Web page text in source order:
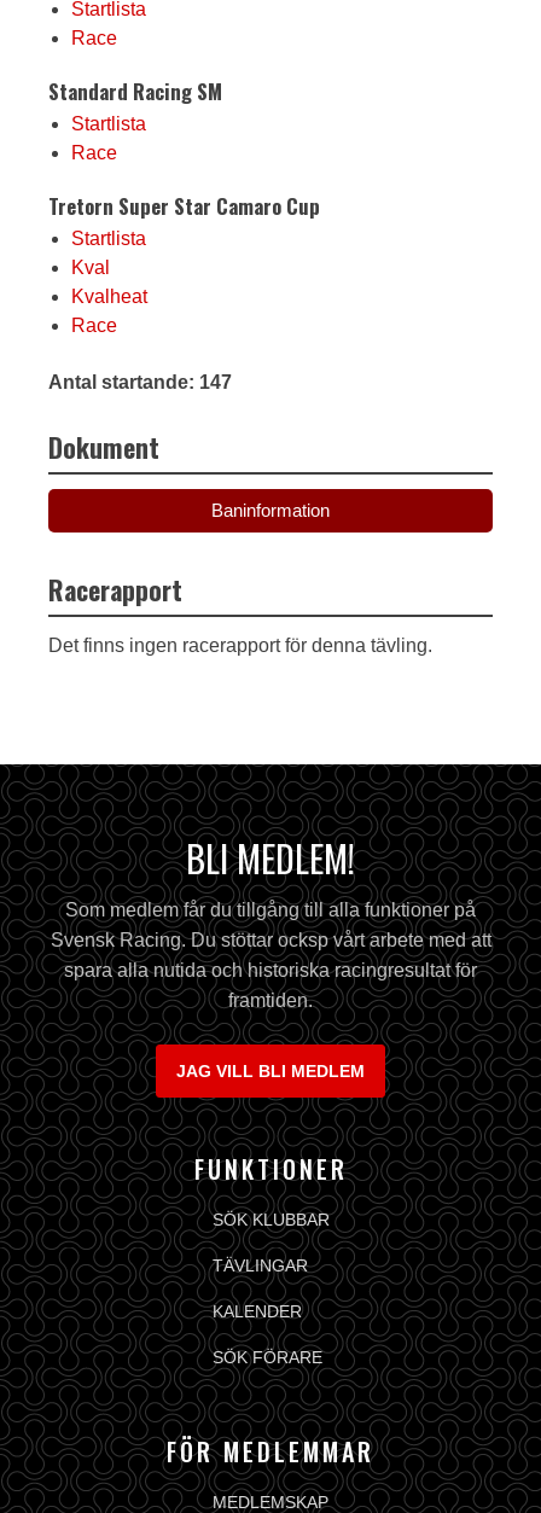
Startlista
Race
Standard Racing SM
Startlista
Race
Tretorn Super Star Camaro Cup
Startlista
Kval
Kvalheat
Race
Antal startande: 147
Dokument
Baninformation
Racerapport
Det finns ingen racerapport för denna tävling.
BLI MEDLEM!
Som medlem får du tillgång till alla funktioner på
Svensk Racing. Du stöttar ocksp vårt arbete med att
spara alla nutida och historiska racingresultat för
framtiden.
JAG VILL BLI MEDLEM
FUNKTIONER
SÖK KLUBBAR
TÄVLINGAR
KALENDER
SÖK FÖRARE
FÖR MEDLEMMAR
MEDLEMSKAP